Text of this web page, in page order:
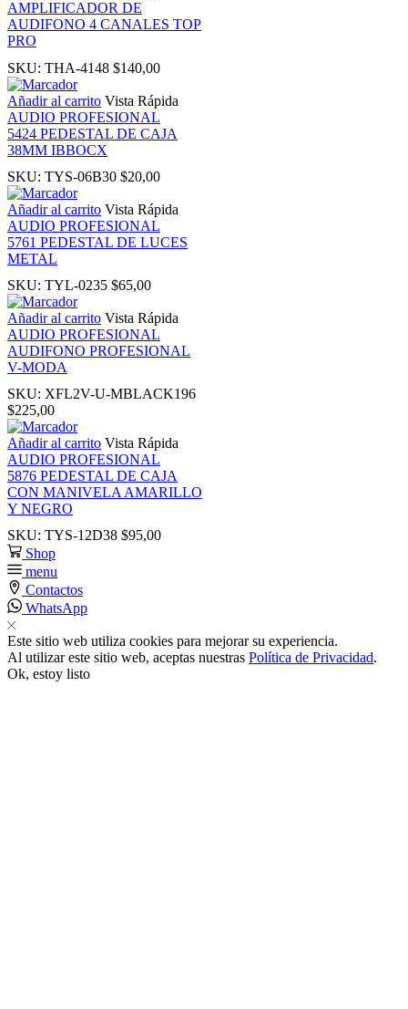
panel
panel
Panel
panel
panel
al
panel
AMPLIFICADOR DE
AUDIFONO 4 CANALES TOP
PRO
SKU: THA-4148 $140,00
Añadir al carrito Vista Rápida
AUDIO PROFESIONAL
5424 PEDESTAL DE CAJA
38MM IBBOCX
SKU: TYS-06B30 $20,00
Añadir al carrito Vista Rápida
AUDIO PROFESIONAL
5761 PEDESTAL DE LUCES
METAL
SKU: TYL-0235 $65,00
Añadir al carrito Vista Rápida
AUDIO PROFESIONAL
AUDIFONO PROFESIONAL
V-MODA
SKU: XFL2V-U-MBLACK196
$225,00
Añadir al carrito Vista Rápida
AUDIO PROFESIONAL
5876 PEDESTAL DE CAJA
CON MANIVELA AMARILLO
Y NEGRO
SKU: TYS-12D38 $95,00
Shop
menu
Contactos
WhatsApp
Este sitio web utiliza cookies para mejorar su experiencia.
Al utilizar este sitio web, aceptas nuestras Política de Privacidad.
Ok, estoy listo